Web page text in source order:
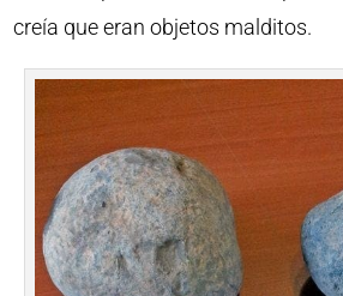
creía que eran objetos malditos.